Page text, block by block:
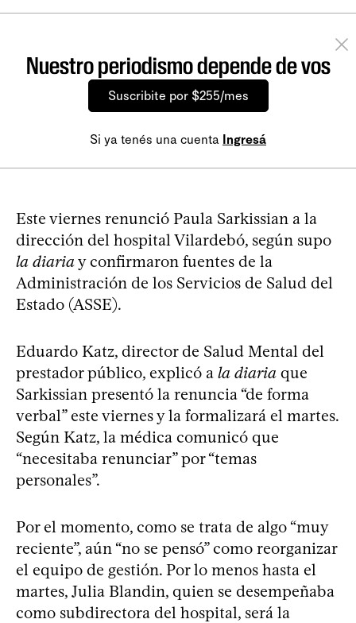
Nuestro periodismo depende de vos
Suscribite por $255/mes
Si ya tenés una cuenta Ingresá
Este viernes renunció Paula Sarkissian a la
dirección del hospital Vilardebó, según supo
la diariay confirmaron fuentes de la
Administración de los Servicios de Salud del
Estado (ASSE).
Eduardo Katz, director de Salud Mental del
prestador público, explicó a la diaria que
Sarkissian presentó la renuncia “de forma
verbal” este viernes y la formalizará el martes.
Según Katz, la médica comunicó que
“necesitaba renunciar” por “temas
personales”.
Por el momento, como se trata de algo “muy
reciente”, aún “no se pensó” como reorganizar
el equipo de gestión. Por lo menos hasta el
martes, Julia Blandin, quien se desempeñaba
como subdirectora del hospital, será la